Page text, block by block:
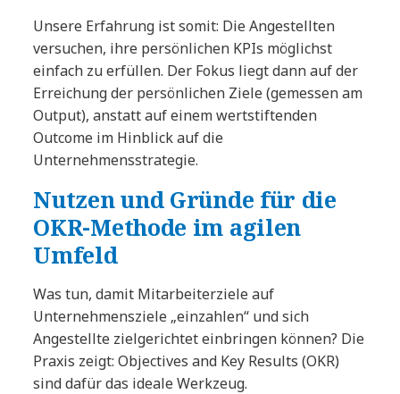
Unsere Erfahrung ist somit: Die Angestellten
versuchen, ihre persönlichen KPIs möglichst
einfach zu erfüllen. Der Fokus liegt dann auf der
Erreichung der persönlichen Ziele (gemessen am
Output), anstatt auf einem wertstiftenden
Outcome im Hinblick auf die
Unternehmensstrategie.
Nutzen und Gründe für die
OKR-Methode im agilen
Umfeld
Was tun, damit Mitarbeiterziele auf
Unternehmensziele „einzahlen“ und sich
Angestellte zielgerichtet einbringen können? Die
Praxis zeigt: Objectives and Key Results (OKR)
sind dafür das ideale Werkzeug.